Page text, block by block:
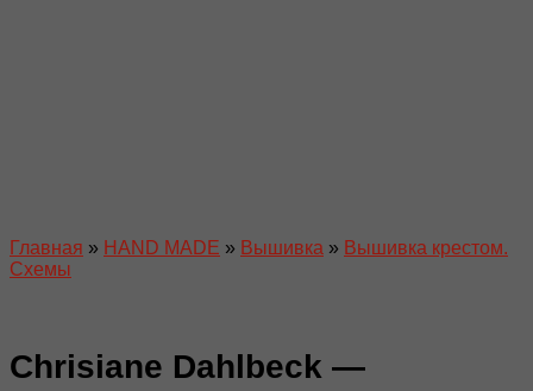
Главная » HAND MADE » Вышивка » Вышивка крестом.
Схемы
Chrisiane Dahlbeck —